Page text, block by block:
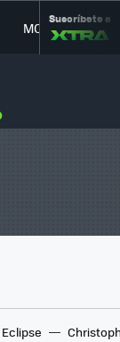
MOVILIDAD
Suscríbete a
Eclipse